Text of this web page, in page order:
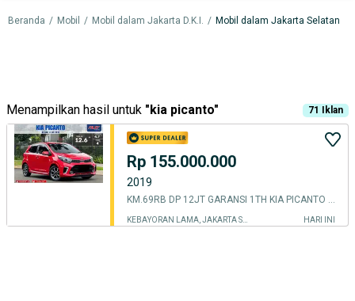
Beranda / Mobil / Mobil dalam Jakarta D.K.I. / Mobil dalam Jakarta Selatan
Menampilkan hasil untuk "kia picanto" 71 Iklan
Rp 155.000.000
2019
KM.69RB DP 12JT GARANSI 1TH KIA PICANTO GT LINE 1.2 AT 2019 SUNROOF
HARI INI